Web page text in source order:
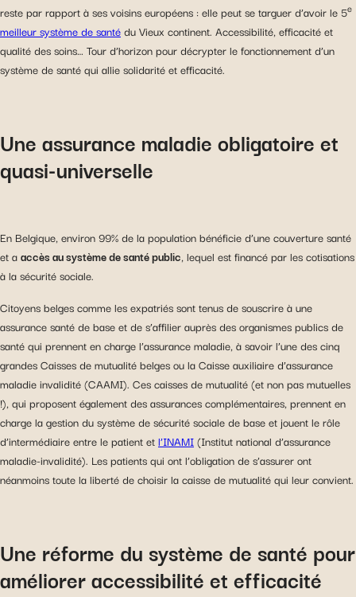
reste par rapport à ses voisins européens : elle peut se targuer d’avoir le 5e
meilleur système de santédu Vieux continent. Accessibilité, efficacité et
qualité des soins… Tour d’horizon pour décrypter le fonctionnement d’un
système de santé qui allie solidarité et efficacité.
Une assurance maladie obligatoire et
quasi-universelle
En Belgique, environ 99% de la population bénéficie d’une couverture santé
et aaccès au système de santé public, lequel est financé par les cotisations
à la sécurité sociale.
Citoyens belges comme les expatriés sont tenus de souscrire à une
assurance santé de base et de s’affilier auprès des organismes publics de
santé qui prennent en charge l’assurance maladie, à savoir l’une des cinq
grandes Caisses de mutualité belges ou la Caisse auxiliaire d’assurance
maladie invalidité (CAAMI). Ces caisses de mutualité (et non pas mutuelles
!), qui proposent également des assurances complémentaires, prennent en
charge la gestion du système de sécurité sociale de base et jouent le rôle
d’intermédiaire entre le patient etl’INAMI(Institut national d’assurance
maladie-invalidité). Les patients qui ont l’obligation de s’assurer ont
néanmoins toute la liberté de choisir la caisse de mutualité qui leur convient.
Une réforme du système de santé pour
améliorer accessibilité et efficacité